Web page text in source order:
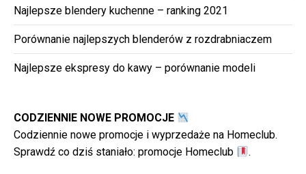
Najlepsze blendery kuchenne – ranking 2021
Porównanie najlepszych blenderów z rozdrabniaczem
Najlepsze ekspresy do kawy – porównanie modeli
CODZIENNIE NOWE PROMOCJE
Codziennie nowe promocje i wyprzedaże na Homeclub.
Sprawdź co dziś staniało: promocje Homeclub .